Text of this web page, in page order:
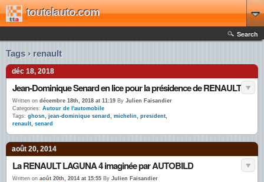
toutelauto.com
Search
Tags › renault
déc 18, 2018
Jean-Dominique Senard en lice pour la présidence de RENAULT
Written on décembre 18th, 2018 at 11:19 By Julien Faisandier
Categories: Autour de l'automobile
Tags: ghosn, jean-dominique senard , michelin, president,
renault, senard
août 20, 2014
La RENAULT LAGUNA 4 imaginée par AUTOBILD
Written on août 20th, 2014 at 15:55 By Julien Faisandier